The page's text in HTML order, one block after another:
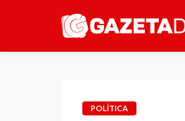
POLÍTICA